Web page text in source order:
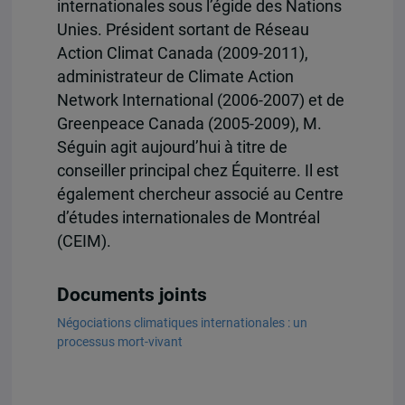
internationales sous l’égide des Nations
Unies. Président sortant de Réseau
Action Climat Canada (2009-2011),
administrateur de Climate Action
Network International (2006-2007) et de
Greenpeace Canada (2005-2009), M.
Séguin agit aujourd’hui à titre de
conseiller principal chez Équiterre. Il est
également chercheur associé au Centre
d’études internationales de Montréal
(CEIM).
Documents joints
Négociations climatiques internationales : un
processus mort-vivant